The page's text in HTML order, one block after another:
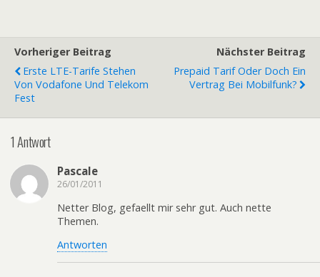
Vorheriger Beitrag
Erste LTE-Tarife Stehen
Von Vodafone Und Telekom
Fest
Nächster Beitrag
Prepaid Tarif Oder Doch Ein
Vertrag Bei Mobilfunk?
1 Antwort
Pascale
26/01/2011
Netter Blog, gefaellt mir sehr gut. Auch nette
Themen.
Antworten